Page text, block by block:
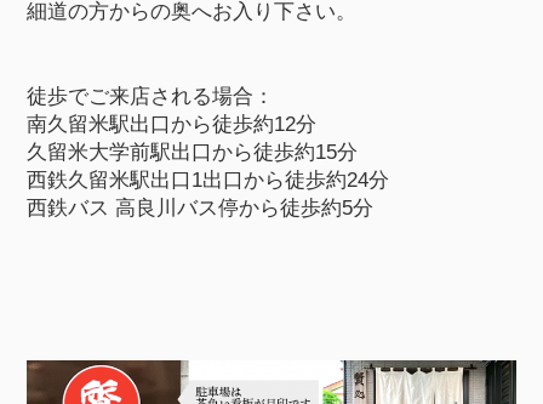
細道の方からの奥へお入り下さい。
徒歩でご来店される場合：
南久留米駅出口から徒歩約12分
久留米大学前駅出口から徒歩約15分
西鉄久留米駅出口1出口から徒歩約24分
西鉄バス 高良川バス停から徒歩約5分